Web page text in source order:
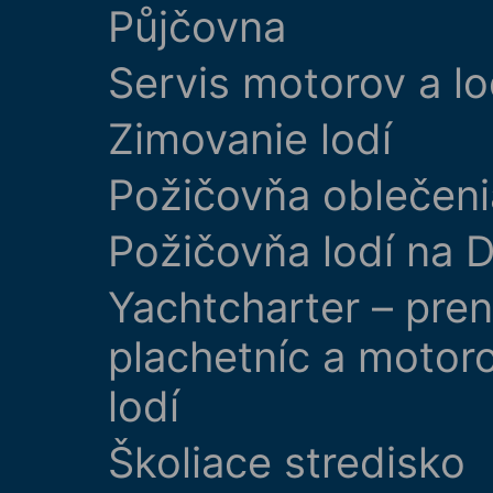
Půjčovna
Servis motorov a
Zimovanie lodí
Požičovňa
Požičovňa lodí na
Yachtcharter –
plachetníc a
lodí
Školiace stredisko